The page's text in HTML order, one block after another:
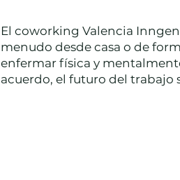
El coworking Valencia
menudo desde casa o de
enfermar física y
acuerdo, el futuro del trabajo